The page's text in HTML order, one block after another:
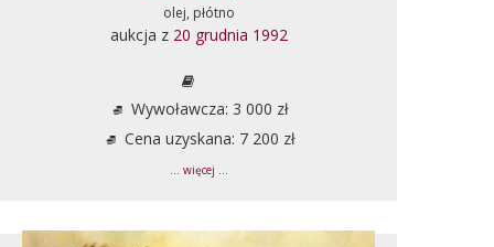
olej, płótno
aukcja z 20 grudnia 1992
Wywoławcza: 3 000 zł
Cena uzyskana: 7 200 zł
... więcej ...